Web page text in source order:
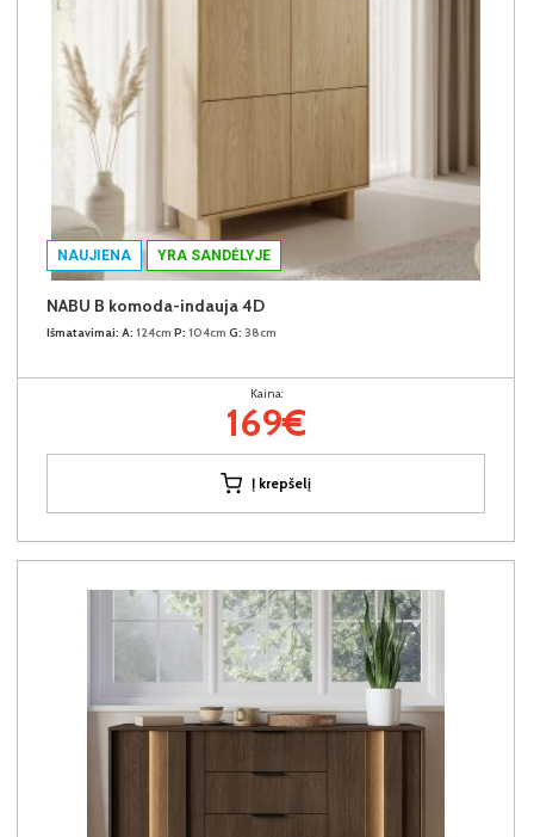
NAUJIENA YRA SANDĖLYJE
NABU B komoda-indauja 4D
Išmatavimai: A: 124cm P: 104cm G: 38cm
Kaina:
169€
Į krepšelį